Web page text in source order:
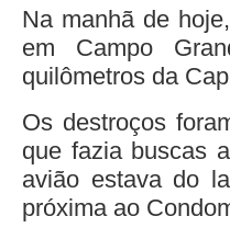
Na manhã de
em Campo
quilômetros da
Os destroços
que fazia buscas
avião estava do
próxima ao